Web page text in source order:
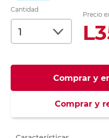
Cantidad
Precio
Comprar y
Comprar y